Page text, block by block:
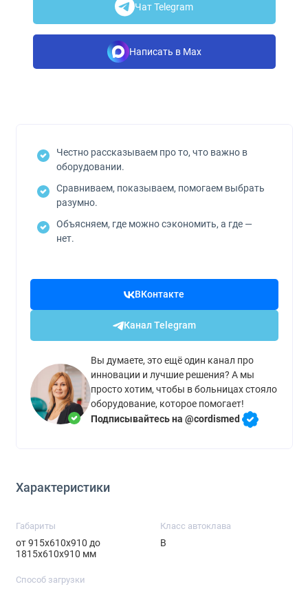
Чат Telegram
Написать в Max
Честно рассказываем про то, что важно в
оборудовании.
Сравниваем, показываем, помогаем выбрать
разумно.
Объясняем, где можно сэкономить, а где —
нет.
ВКонтакте
Канал Telegram
Вы думаете, это ещё один канал про
инновации и лучшие решения? А мы
просто хотим, чтобы в больницах стояло
оборудование, которое помогает!
Подписывайтесь на @cordismed
Характеристики
Габариты
от 915x610x910 до
1815x610x910 мм
Класс автоклава
B
Способ загрузки